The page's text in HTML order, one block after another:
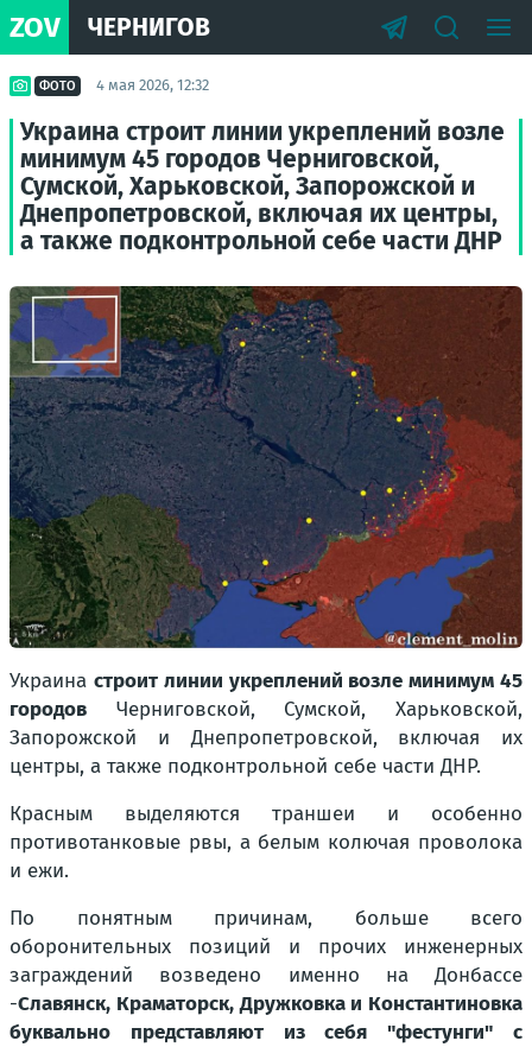
ZOV ЧЕРНИГОВ
ФОТО 4 мая 2026, 12:32
Украина строит линии укреплений возле
минимум 45 городов Черниговской,
Сумской, Харьковской, Запорожской и
Днепропетровской, включая их центры,
а также подконтрольной себе части ДНР
Украина строит линии укреплений возле минимум 45
городов Черниговской, Сумской, Харьковской,
Запорожской и Днепропетровской, включая их
центры, а также подконтрольной себе части ДНР.
Красным выделяются траншеи и особенно
противотанковые рвы, а белым колючая проволока
и ежи.
По понятным причинам, больше всего
оборонительных позиций и прочих инженерных
заграждений возведено именно на Донбассе
-Славянск, Краматорск, Дружковка и Константиновка
буквально представляют из себя "фестунги" с